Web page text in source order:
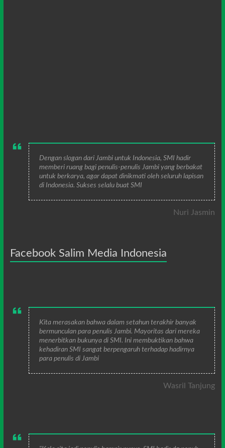
Dengan slogan dari Jambi untuk Indonesia, SMI hadir
memberi ruang bagi penulis-penulis Jambi yang berbakat
untuk berkarya, agar dapat dinikmati oleh seluruh lapisan
di Indonesia. Sukses selalu buat SMI
Nuri Jasmin
Facebook Salim Media Indonesia
Kita merasakan bahwa dalam setahun terakhir banyak
bermunculan para penulis Jambi. Mayoritas dari mereka
menerbitkan bukunya di SMI. Ini membuktikan bahwa
kehadiran SMI sangat berpengaruh terhadap hadirnya
para penulis di Jambi
Wasril Tanjung